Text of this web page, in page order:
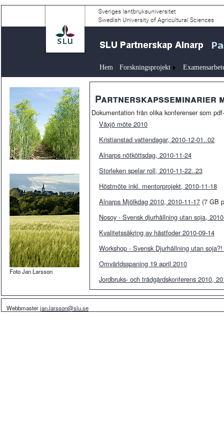
Hem Forskningsprojekt
Foto Jan Larsson
Partnerskapsseminarier
Dokumentation från olika konferenser som
Växjö möte 2010
Kristianstad vattendagar, 2010-12-01..02
Alnarps nötköttsdag, 2010-11-24
Storleken spelar roll, 2010-11-22..23
Höstmöte inkl. mentorprojekt, 2010-11-18
Alnarps Mjölkdag 2010, 2010-11-17 (7 GB
Nosoy - Svensk djurhållning utan soja,
Kvalitetssäkring av hästfoder 2010-09-14
Workshop - Svensk Djurhållning utan
Omvärldsspaning 19 april 2010
Jordbruks- och trädgårdskonferens 2010,
Webbmasterjan.larsson@slu.se